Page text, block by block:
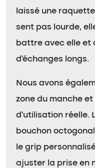
laissé une
sent pas lourde,
battre avec elle et
d’échanges longs.
Nous avons
zone du manche
d’utilisation réelle.
bouchon
le grip
ajuster la prise en